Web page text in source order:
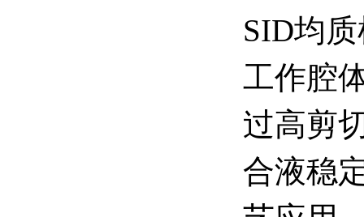
SID均
工作腔
过高剪
合液稳